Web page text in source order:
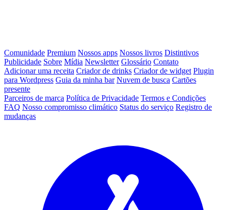
Comunidade Premium Nossos apps Nossos livros Distintivos
Publicidade Sobre Mídia Newsletter Glossário Contato
Adicionar uma receita Criador de drinks Criador de widget Plugin
para Wordpress Guia da minha bar Nuvem de busca Cartões
presente
Parceiros de marca Política de Privacidade Termos e Condições
FAQ Nosso compromisso climático Status do serviço Registro de
mudanças